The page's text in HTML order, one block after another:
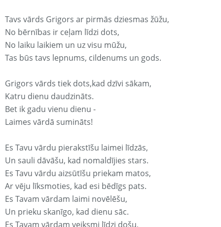
Tavs vārds Grigors ar pirmās dziesmas žūžu,
No bērnības ir ceļam līdzi dots,
No laiku laikiem un uz visu mūžu,
Tas būs tavs lepnums, cildenums un gods.
Grigors vārds tiek dots,kad dzīvi sākam,
Katru dienu daudzināts.
Bet ik gadu vienu dienu -
Laimes vārdā sumināts!
Es Tavu vārdu pierakstīšu laimei līdzās,
Un sauli dāvāšu, kad nomaldījies stars.
Es Tavu vārdu aizsūtīšu priekam matos,
Ar vēju līksmoties, kad esi bēdīgs pats.
Es Tavam vārdam laimi novēlēšu,
Un prieku skanīgo, kad dienu sāc.
Es Tavam vārdam veiksmi līdzi došu,